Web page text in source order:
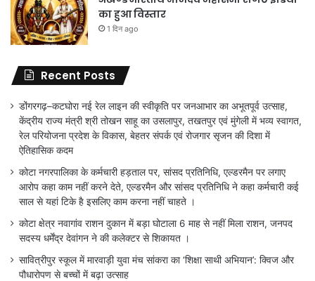
का हुआ विस्तार
1 दिन ago
Recent Posts
डोंगरगढ़–कटघोरा नई रेल लाइन की स्वीकृति पर जनआभार का अभूतपूर्व उत्साह,
केंद्रीय राज्य मंत्री श्री तोखन साहू का उसलापुर, तखतपुर एवं मुंगेली में भव्य स्वागत,
रेल परियोजना प्रदेश के विकास, बेहतर संपर्क एवं रोजगार सृजन की दिशा में
ऐतिहासिक कदम
कोटा नगरपालिका के कर्मचारी हड़ताल पर, सांसद प्रतिनिधि, एल्डरमैन पर लगाए
आरोप कहा काम नहीं करने देते, एल्डरमैन और सांसद प्रतिनिधि ने कहा कर्मचारी कई
साल से यहां टिके है इसलिए काम करना नहीं चाहते ।
कोटा क्षेत्र नवागांव राशन दुकान में बड़ा घोटाला 6 माह से नहीं मिला राशन, जनपद
सदस्य धर्मेंद्र देवांगन ने की कलेक्टर से शिकायत ।
सावित्रीपुर स्कूल में मारवाड़ी युवा मंच सांकरा का ‘शिक्षा साथी अभियान’: क्विज और
पौधारोपण से बच्चों में बढ़ा उत्साह